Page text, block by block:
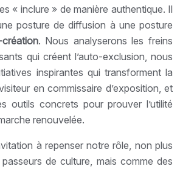
« inclure » de manière authentique. Il
posture de diffusion à une posture
. Nous analyserons les freins
qui créent l’auto-exclusion, nous
inspirantes qui transforment la
en commissaire d’exposition, et
outils concrets pour prouver l’utilité
renouvelée.
à repenser notre rôle, non plus
de culture, mais comme des